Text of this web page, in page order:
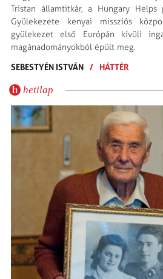
Tristan államtitkár, a Hungary
Gyülekezete kenyai missziós
gyülekezet első Európán kívüli
magánadományokból épült meg.
SEBESTYÉN ISTVÁN / HÁTTÉR
hetilap